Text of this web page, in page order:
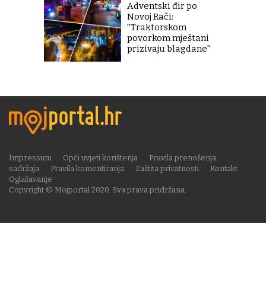
Adventski đir po
Novoj Rači:
''Traktorskom
povorkom mještani
prizivaju blagdane''
Copyright © Mojportal 2020. Sva prava pridržana.
Impressum Opći uvjeti korištenja
Pravila prenošenja
sadržaja
Pravila komentiranja Zaštita privatnosti
Kontakt
Oglašavanje